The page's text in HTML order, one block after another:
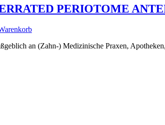
PERIOTOME
an (Zahn-) Medizinische Praxen,